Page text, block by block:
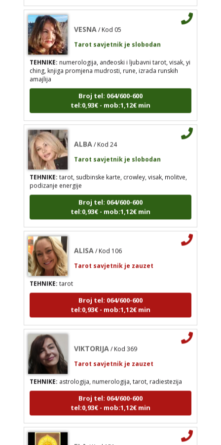
TEHNIKE:numerologija, anđeoski i ljubavni tarot,
visak, yi ching, knjiga promjena mudrosti, rune,
izrada runskih amajlija
tel:0,93€ - mob:1,12€ min
ALBA/ Kod 24
Tarot savjetnik je slobodan
TEHNIKE:tarot, sudbinske karte, crowley, visak,
molitve, podizanje energije
tel:0,93€ - mob:1,12€ min
ALISA / Kod 106
Tarot savjetnik je zauzet
TEHNIKE: tarot
tel:0,93€ - mob:1,12€ min
TEHNIKE:numerologija, anđeoski i ljubavni tarot, visak, yi
ching, knjiga promjena mudrosti, rune, izrada runskih
amajlija
Broj tel: 064/600-600
tel:0,93€ - mob:1,12€ min
TEHNIKE:tarot, sudbinske karte, crowley, visak, molitve,
podizanje energije
Broj tel: 064/600-600
tel:0,93€ - mob:1,12€ min
TEHNIKE:tarot
Broj tel: 064/600-600
tel:0,93€ - mob:1,12€ min
TEHNIKE:astrologija, numerologija, tarot, radiestezija
Broj tel: 064/600-600
tel:0,93€ - mob:1,12€ min